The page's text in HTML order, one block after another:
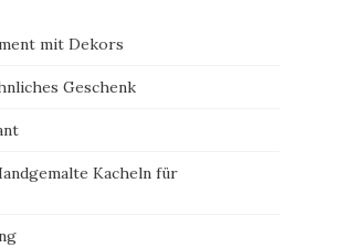
mit Dekors
Geschenk
Kacheln für